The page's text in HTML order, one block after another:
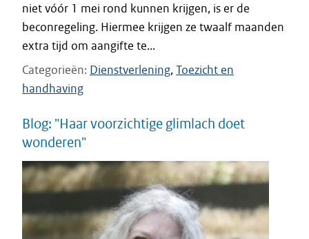
niet vóór 1 mei rond kunnen krijgen, is er de
beconregeling. Hiermee krijgen ze twaalf maanden
extra tijd om aangifte te...
Categorieën Dienstverlening Toezicht en
handhaving
Blog: "Haar voorzichtige glimlach doet
wonderen"